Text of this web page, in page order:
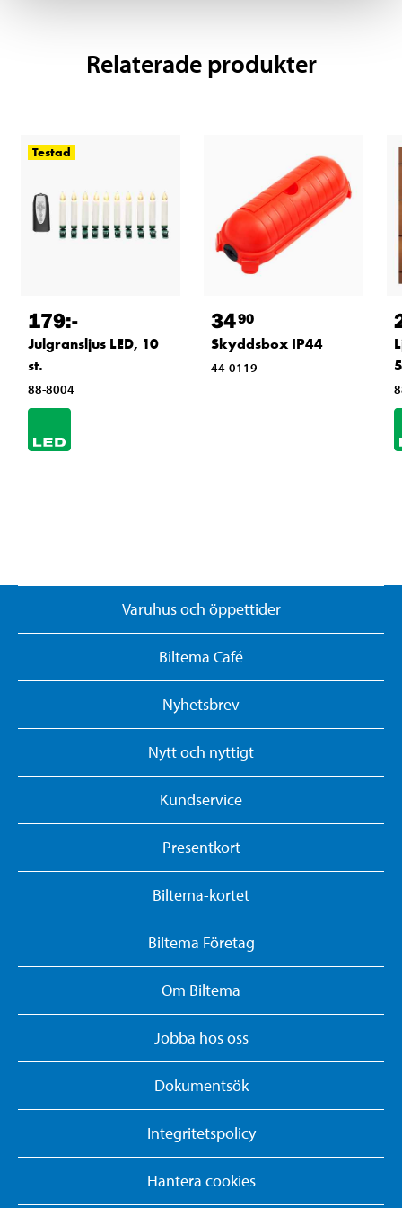
Relaterade produkter
Testad
179:-
Julgransljus LED, 10
st.
88-8004
3490
Skyddsbox IP44
44-0119
Varuhus och öppettider
Biltema Café
Nyhetsbrev
Nytt och nyttigt
Kundservice
Presentkort
Biltema-kortet
Biltema Företag
Om Biltema
Jobba hos oss
Dokumentsök
Integritetspolicy
Hantera cookies